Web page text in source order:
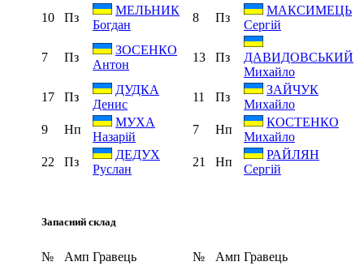
10 Пз
МЕЛЬНИК
Богдан
8 Пз
МАКСИМЕЦЬ
Сергій
7 Пз
ЗОСЕНКО
Антон
13 Пз
ДАВИДОВСЬКИЙ
Михайло
17
Пз
ДУДКА
Денис
11 Пз
ЗАЙЧУК
Михайло
9
Нп
МУХА
Назарій
7 Нп
КОСТЕНКО
Михайло
22
Пз
ДЕДУХ
Руслан
21 Нп
РАЙЛЯН
Сергій
Запасний склад
№ Амп Гравець № Амп Гравець